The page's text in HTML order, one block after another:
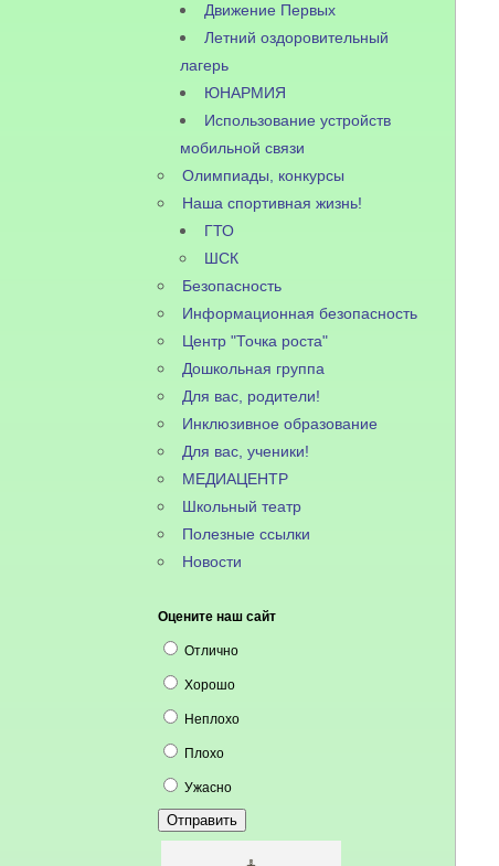
Движение Первых
Летний оздоровительный
лагерь
ЮНАРМИЯ
Использование устройств
мобильной связи
Олимпиады, конкурсы
Наша спортивная жизнь!
ГТО
ШСК
Безопасность
Информационная безопасность
Центр "Точка роста"
Дошкольная группа
Для вас, родители!
Инклюзивное образование
Для вас, ученики!
МЕДИАЦЕНТР
Школьный театр
Полезные ссылки
Новости
Оцените наш сайт
Отлично
Хорошо
Неплохо
Плохо
Ужасно